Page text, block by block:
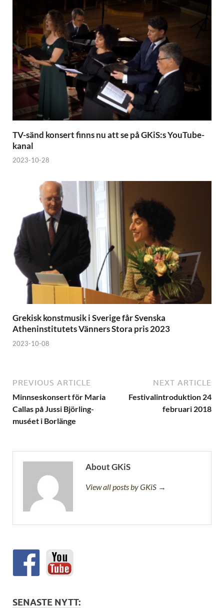
TV-sänd konsert finns nu att se på GKiS:s YouTube-
kanal
2023-10-28
Grekisk konstmusik i Sverige får Svenska
Atheninstitutets Vänners Stora pris 2023
2023-10-08
PREVIOUS ARTICLE
Minnseskonsert för Maria
Callas på Jussi Björling-
muséet i Borlänge
NEXT ARTICLE
Festivalintroduktion 24
februari 2018
About GKiS
View all posts by GKiS →
SENASTE NYTT: